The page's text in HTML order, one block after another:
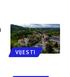
VIJESTI